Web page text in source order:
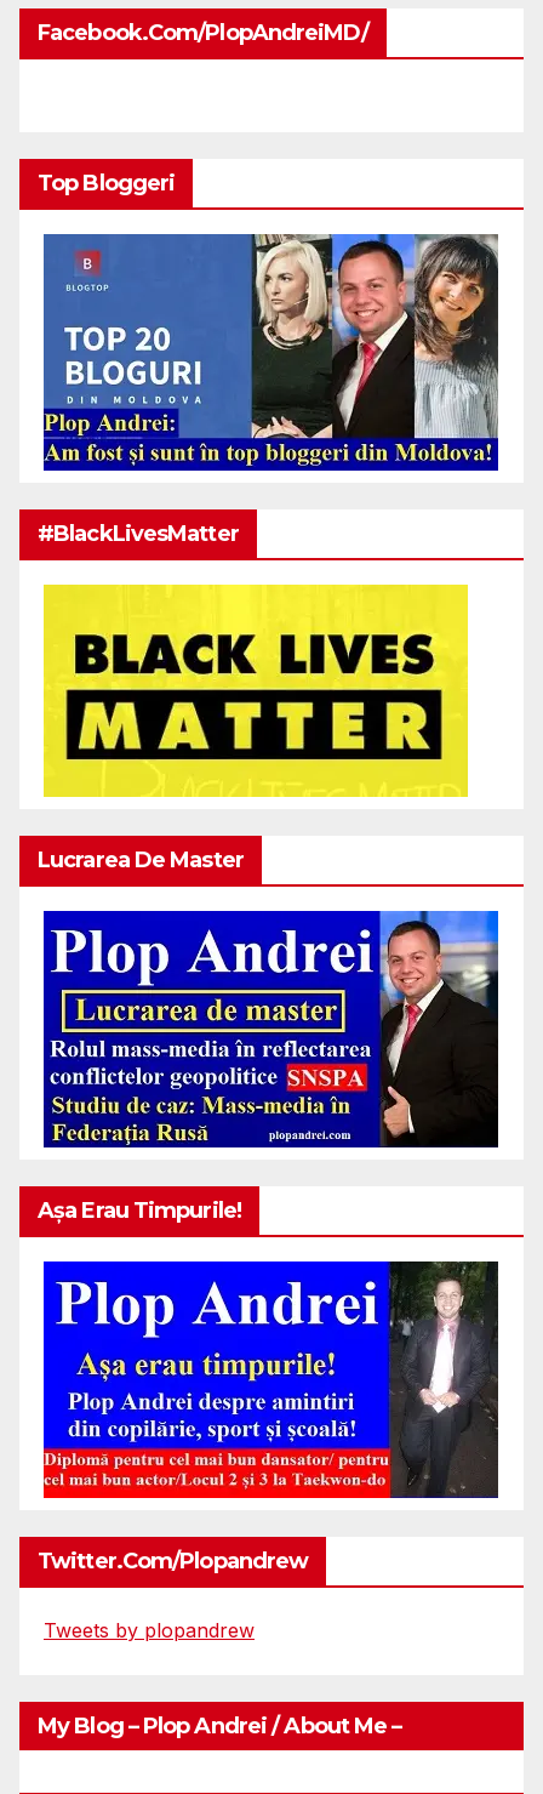
Facebook.com/PlopAndreiMD/
Top Bloggeri
#BlackLivesMatter
Lucrarea De Master
Așa Erau Timpurile!
Twitter.com/plopandrew
Tweets by plopandrew
My Blog – Plop Andrei / About Me –